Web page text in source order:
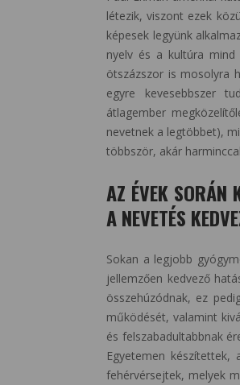
létezik, viszont ezek
képesek legyünk
nyelv és a kultúra mind
ötszázszor is mosolyra
egyre kevesebbszer
átlagember
nevetnek a legtöbbet),
többször, akár
AZ ÉVEK SORÁN
A NEVETÉS
Sokan a legjobb
jellemzően kedvező
összehúzódnak, ez
működését, valamint
és felszabadultabbnak
Egyetemen
fehérvérsejtek, melyek